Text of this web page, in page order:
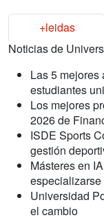
+leidas
Noticias de
Las 5
estudiantes
Los mejores
2026 de
ISDE Sports
gestión
Másteres en
Universidad
el cambio